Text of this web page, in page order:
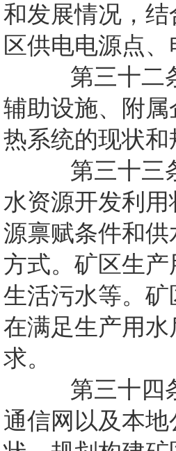
和发展情况，
区供电电源点
第三十二条
辅助设施、附
热系统的现状
第三十三条
水资源开发利
源禀赋条件和
方式。矿区生
生活污水等。
在满足生产用
求。
第三十四条
通信网以及本